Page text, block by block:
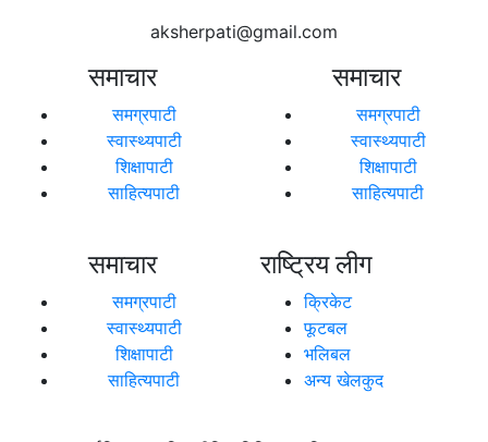
aksherpati@gmail.com
समाचार
समग्रपाटी
स्वास्थ्यपाटी
शिक्षापाटी
साहित्यपाटी
समाचार
समग्रपाटी
स्वास्थ्यपाटी
शिक्षापाटी
साहित्यपाटी
समाचार
समग्रपाटी
स्वास्थ्यपाटी
शिक्षापाटी
साहित्यपाटी
राष्ट्रिय लीग
क्रिकेट
फूटबल
भलिबल
अन्य खेलकुद